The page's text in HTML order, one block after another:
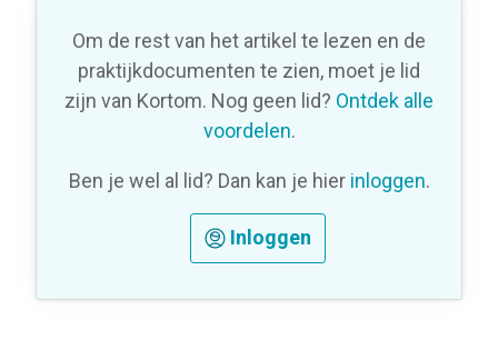
Om de rest van het artikel te lezen en de
praktijkdocumenten te zien, moet je lid
zijn van Kortom. Nog geen lid? Ontdek alle
voordelen.
Ben je wel al lid? Dan kan je hier inloggen.
Inloggen